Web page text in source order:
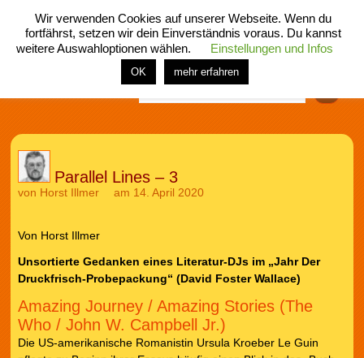
menü
home rubrik buch comic spiel fotos shop
Parallel Lines – 3
von Horst Illmer am 14. April 2020
Von Horst Illmer
Unsortierte Gedanken eines Literatur-DJs im „Jahr Der
Druckfrisch-Probepackung“ (David Foster Wallace)
Amazing Journey / Amazing Stories (The
Who / John W. Campbell Jr.)
Die US-amerikanische Romanistin Ursula Kroeber Le Guin
Wir verwenden Cookies auf unserer Webseite. Wenn du
fortfährst, setzen wir dein Einverständnis voraus. Du kannst
weitere Auswahloptionen wählen.
Einstellungen und Infos
OK mehr erfahren